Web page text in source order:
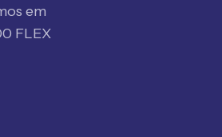
em
FLEX